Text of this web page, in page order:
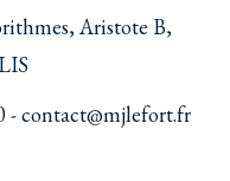
Aristote B,
- contact@mjlefort.fr